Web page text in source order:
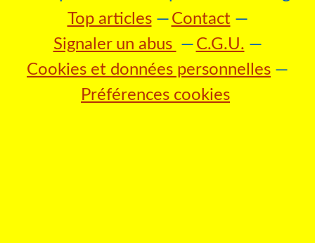
Top articles
Contact
Signaler un abus
C.G.U.
Cookies et données personnelles
Préférences cookies